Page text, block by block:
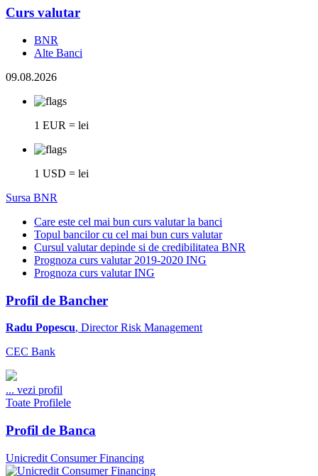
Curs valutar
BNR
Alte Banci
09.08.2026
1 EUR = lei
1 USD = lei
Sursa BNR
Care este cel mai bun curs valutar la banci
Topul bancilor cu cel mai bun curs valutar
Cursul valutar depinde si de credibilitatea BNR
Prognoza curs valutar 2019-2020 ING
Prognoza curs valutar ING
Profil de Bancher
Radu Popescu, Director Risk Management
CEC Bank
... vezi profil
Toate Profilele
Profil de Banca
Unicredit Consumer Financing